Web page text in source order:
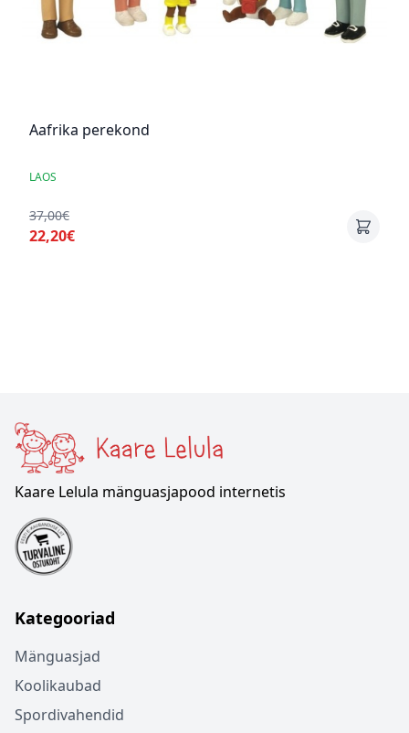
Aafrika perekond
LAOS
37,00€
22,20€
Kaare Lelula mänguasjapood internetis
Kategooriad
Mänguasjad
Koolikaubad
Spordivahendid